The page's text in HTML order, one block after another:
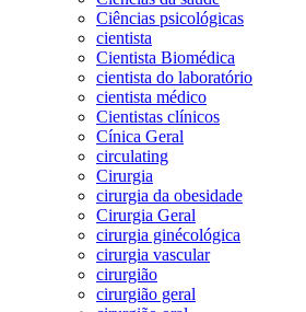
Ciências psicológicas
cientista
Cientista Biomédica
cientista do laboratório
cientista médico
Cientistas clínicos
Cínica Geral
circulating
Cirurgia
cirurgia da obesidade
Cirurgia Geral
cirurgia ginécológica
cirurgia vascular
cirurgião
cirurgião geral